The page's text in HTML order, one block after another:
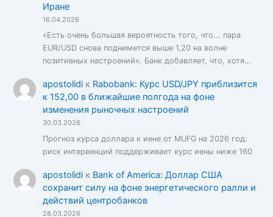
Иране
16.04.2026
«Есть очень большая вероятность того, что... пара
EUR/USD снова поднимется выше 1,20 на волне
позитивных настроений». Банк добавляет, что, хотя…
apostolidiк Rabobank: Курс USD/JPY приблизится
к 152,00 в ближайшие полгода на фоне
изменения рыночных настроений
30.03.2026
Прогноз курса доллара к иене от MUFG на 2026 год:
риск интервенций поддерживает курс иены ниже 160
apostolidiк Bank of America: Доллар США
сохранит силу на фоне энергетического ралли и
действий центробанков
28.03.2026